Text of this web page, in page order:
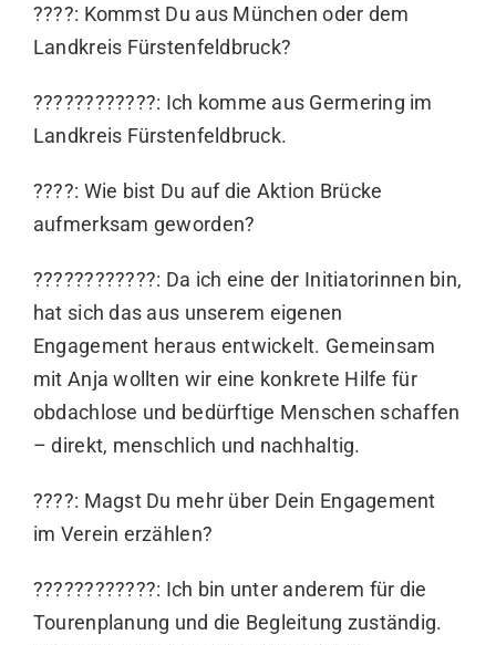
????: Kommst Du aus München oder dem
Landkreis Fürstenfeldbruck?
????????‍????: Ich komme aus Germering im
Landkreis Fürstenfeldbruck.
????: Wie bist Du auf die Aktion Brücke
aufmerksam geworden?
????????‍????: Da ich eine der Initiatorinnen bin,
hat sich das aus unserem eigenen
Engagement heraus entwickelt. Gemeinsam
mit Anja wollten wir eine konkrete Hilfe für
obdachlose und bedürftige Menschen schaffen
– direkt, menschlich und nachhaltig.
????: Magst Du mehr über Dein Engagement
im Verein erzählen?
????????‍????: Ich bin unter anderem für die
Tourenplanung und die Begleitung zuständig.